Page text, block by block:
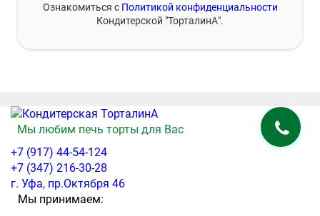
Ознакомиться с Политикой конфиденциальности
Кондитерской "ТорталинА".
Мы любим печь торты для Вас
+7 (917) 44-54-124
+7 (347) 216-30-28
г. Уфа, пр.Октября 46
Мы принимаем: